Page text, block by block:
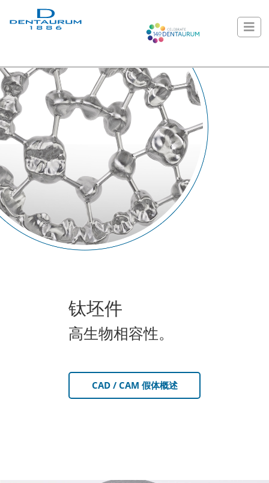
钛坯件
高生物相容性。
CAD / CAM 假体概述